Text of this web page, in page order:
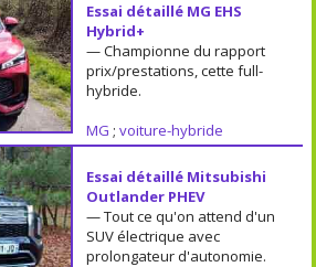
Essai détaillé MG EHS
Hybrid+
— Championne du rapport
prix/prestations, cette full-
hybride.
MG ; voiture-hybride
Essai détaillé Mitsubishi
Outlander PHEV
— Tout ce qu'on attend d'un
SUV électrique avec
prolongateur d'autonomie.